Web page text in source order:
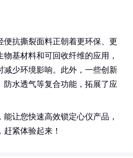
便抗撕裂面料正朝着更环保、更
基材料和可回收纤维的应用，
减少环境影响。此外，一些创新
防水透气等复合功能，拓展了应
让您快速高效锁定心仪产品，
紧体验起来！